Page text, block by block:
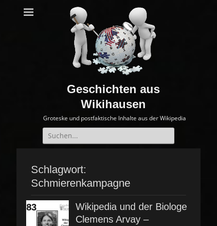
Geschichten aus
Wikihausen
Groteske und postfaktische Inhalte aus der Wikipedia
Suche
nach:
Schlagwort:
Schmierenkampagne
Wikipedia und der Biologe
Clemens Arvay –